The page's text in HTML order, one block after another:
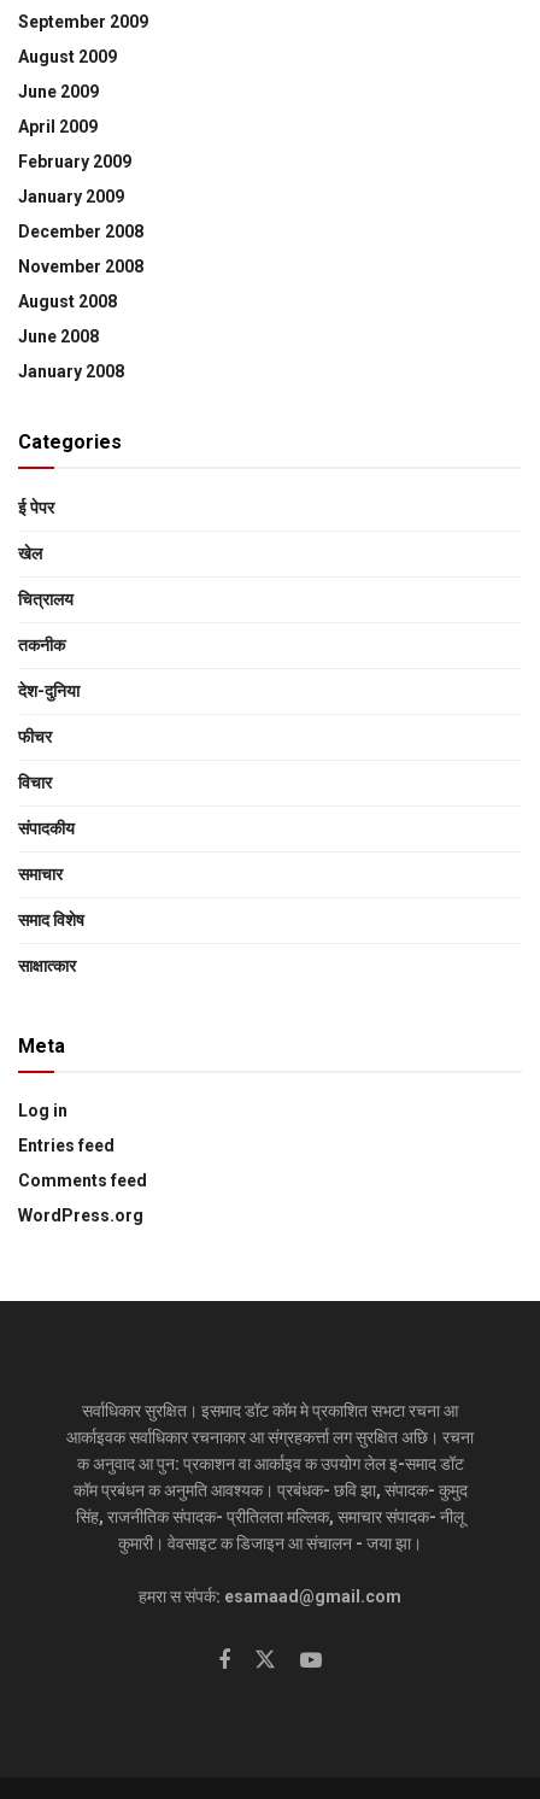
September 2009
August 2009
June 2009
April 2009
February 2009
January 2009
December 2008
November 2008
August 2008
June 2008
January 2008
Categories
ई पेपर
खेल
चित्रालय
तकनीक
देश-दुनिया
फीचर
विचार
संपादकीय
समाचार
समाद विशेष
साक्षात्‍कार
Meta
Log in
Entries feed
Comments feed
WordPress.org
सर्वाधिकार सुरक्षित। इसमाद डॉट कॉम मे प्रकाशित सभटा रचना आ
आर्काइवक सर्वाधिकार रचनाकार आ संग्रहकर्त्ता लग सुरक्षित अछि। रचना
क अनुवाद आ पुन: प्रकाशन वा आर्काइव क उपयोग लेल इ-समाद डॉट
कॉम प्रबंधन क अनुमति आवश्यक। प्रबंधक- छवि झा, संपादक- कुमुद
सिंह, राजनीतिक संपादक- प्रीतिलता मल्लिक, समाचार संपादक- नीलू
कुमारी। वेवसाइट क डिजाइन आ संचालन - जया झा।
हमरा स संपर्क: esamaad@gmail.com